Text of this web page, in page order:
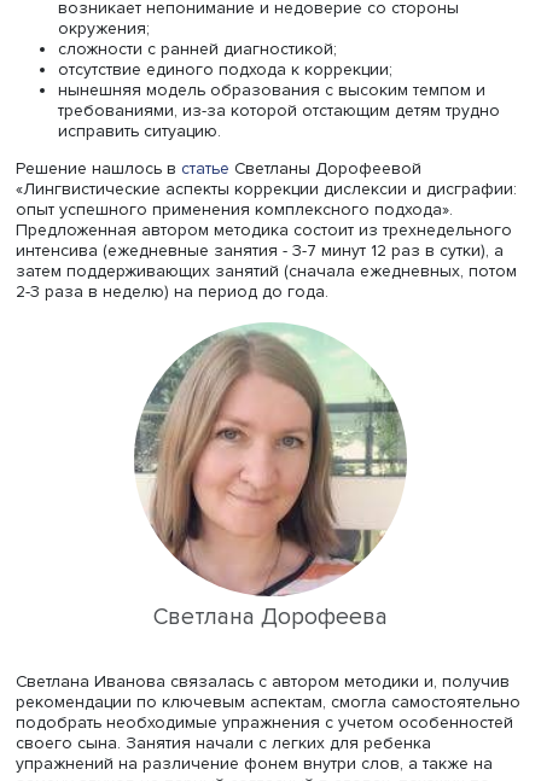
стойкие ошибки при письме, быстрая утомляемость и
почерк.
По мнению докладчицы, преодолению проблем в
мешали:
их родителей о дислексии и дисграфии, из-за чего
возникает непонимание и недоверие со стороны
окружения;
сложности с ранней диагностикой;
отсутствие единого подхода к коррекции;
нынешняя модель образования с высоким
исправить ситуацию.
Решение нашлось встатьеСветланы Дорофеевой
«Лингвистические аспекты коррекции дислексии и
опыт успешного применения комплексного подхода».
Предложенная автором методика состоит из
интенсива (ежедневные занятия - 3-7 минут 12 раз в
затем поддерживающих занятий (сначала ежедневных,
2-3 раза в неделю) на период до года.